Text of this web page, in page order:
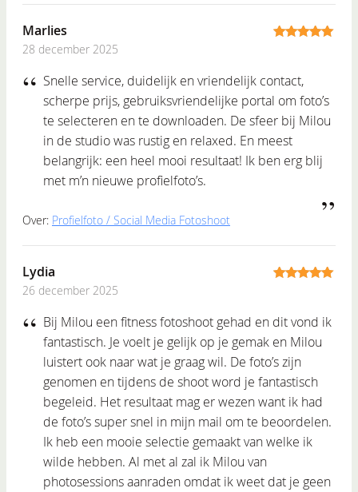
Marlies
28 december 2025
Snelle service, duidelijk en vriendelijk contact,
scherpe prijs, gebruiksvriendelijke portal om foto’s
te selecteren en te downloaden. De sfeer bij Milou
in de studio was rustig en relaxed. En meest
belangrijk: een heel mooi resultaat! Ik ben erg blij
met m’n nieuwe profielfoto’s.
Over: Profielfoto / Social Media Fotoshoot
Lydia
26 december 2025
Bij Milou een fitness fotoshoot gehad en dit vond ik
fantastisch. Je voelt je gelijk op je gemak en Milou
luistert ook naar wat je graag wil. De foto’s zijn
genomen en tijdens de shoot word je fantastisch
begeleid. Het resultaat mag er wezen want ik had
de foto’s super snel in mijn mail om te beoordelen.
Ik heb een mooie selectie gemaakt van welke ik
wilde hebben. Al met al zal ik Milou van
photosessions aanraden omdat ik weet dat je geen